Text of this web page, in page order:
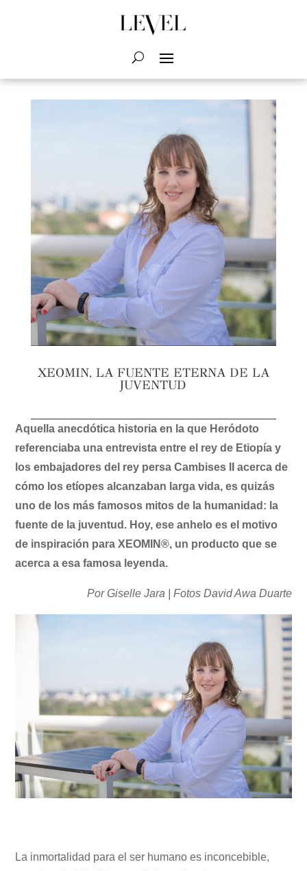
XEOMIN, LA FUENTE ETERNA DE LA
JUVENTUD
Aquella anecdótica historia en la que Heródoto
referenciaba una entrevista entre el rey de Etiopía y
los embajadores del rey persa Cambises II acerca de
cómo los etíopes alcanzaban larga vida, es quizás
uno de los más famosos mitos de la humanidad: la
fuente de la juventud. Hoy, ese anhelo es el motivo
de inspiración para XEOMIN®, un producto que se
acerca a esa famosa leyenda.
Por Giselle Jara | Fotos David Awa Duarte
La inmortalidad para el ser humano es inconcebible,